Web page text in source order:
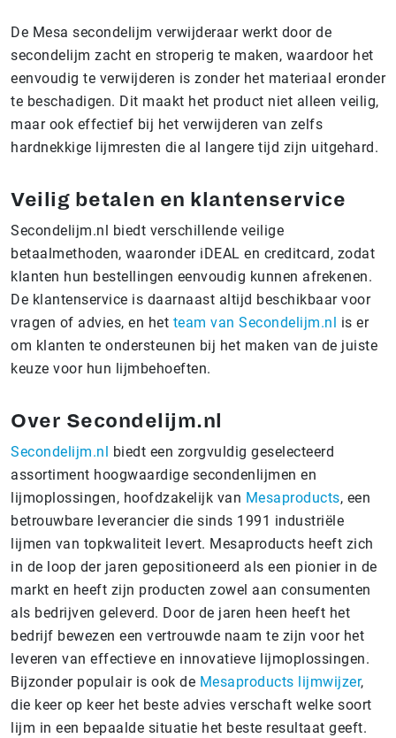
De Mesa secondelijm verwijderaar werkt door de
secondelijm zacht en stroperig te maken, waardoor het
eenvoudig te verwijderen is zonder het materiaal eronder
te beschadigen. Dit maakt het product niet alleen veilig,
maar ook effectief bij het verwijderen van zelfs
hardnekkige lijmresten die al langere tijd zijn uitgehard.
Veilig betalen en klantenservice
Secondelijm.nl biedt verschillende veilige
betaalmethoden, waaronder iDEAL en creditcard, zodat
klanten hun bestellingen eenvoudig kunnen afrekenen.
De klantenservice is daarnaast altijd beschikbaar voor
vragen of advies, en het team van Secondelijm.nl
is er
om klanten te ondersteunen bij het maken van de juiste
keuze voor hun lijmbehoeften.
Over Secondelijm.nl
Secondelijm.nl
biedt een zorgvuldig geselecteerd
assortiment hoogwaardige secondenlijmen en
lijmoplossingen, hoofdzakelijk van Mesaproducts, een
betrouwbare leverancier die sinds 1991 industriële
lijmen van topkwaliteit levert. Mesaproducts heeft zich
in de loop der jaren gepositioneerd als een pionier in de
markt en heeft zijn producten zowel aan consumenten
als bedrijven geleverd. Door de jaren heen heeft het
bedrijf bewezen een vertrouwde naam te zijn voor het
leveren van effectieve en innovatieve lijmoplossingen.
Bijzonder populair is ook de Mesaproducts lijmwijzer,
die keer op keer het beste advies verschaft welke soort
lijm in een bepaalde situatie het beste resultaat geeft.